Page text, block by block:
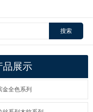
搜索
品展示
金全色系列